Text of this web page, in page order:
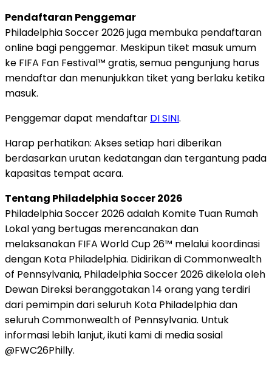
Pendaftaran Penggemar
Philadelphia Soccer 2026 juga membuka pendaftaran
online bagi penggemar. Meskipun tiket masuk umum
ke FIFA Fan Festival™ gratis, semua pengunjung harus
mendaftar dan menunjukkan tiket yang berlaku ketika
masuk.
Penggemar dapat mendaftar DI SINI.
Harap perhatikan: Akses setiap hari diberikan
berdasarkan urutan kedatangan dan tergantung pada
kapasitas tempat acara.
Tentang Philadelphia Soccer 2026
Philadelphia Soccer 2026 adalah Komite Tuan Rumah
Lokal yang bertugas merencanakan dan
melaksanakan FIFA World Cup 26™ melalui koordinasi
dengan Kota Philadelphia. Didirikan di Commonwealth
of Pennsylvania, Philadelphia Soccer 2026 dikelola oleh
Dewan Direksi beranggotakan 14 orang yang terdiri
dari pemimpin dari seluruh Kota Philadelphia dan
seluruh Commonwealth of Pennsylvania. Untuk
informasi lebih lanjut, ikuti kami di media sosial
@FWC26Philly.